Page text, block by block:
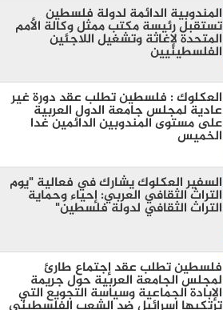
المندوبية الدائمة لدولة فلسطين
تستقبل رئيسة مكتب ممثل وكالة الأمم
المتحدة لإغاثة وتشغيل اللاجئين
الفلسطينيين
العكلوك : فلسطين تطلب عقد دورة غير
عادية لمجلس جامعة الدول العربية
على مستوى المندوبين الدائمين غدا
الخميس
السفير العكلوك يشارك في فعالية "يوم
التراث الثقافي العربي: إحياء وحماية
التراث الثقافي لدولة فلسطين"
فلسطين تطلب عقد إجتماع طارئ
لمجلس الجامعة العربية حول جريمة
الإبادة الجماعية وسياسة التجويع التي